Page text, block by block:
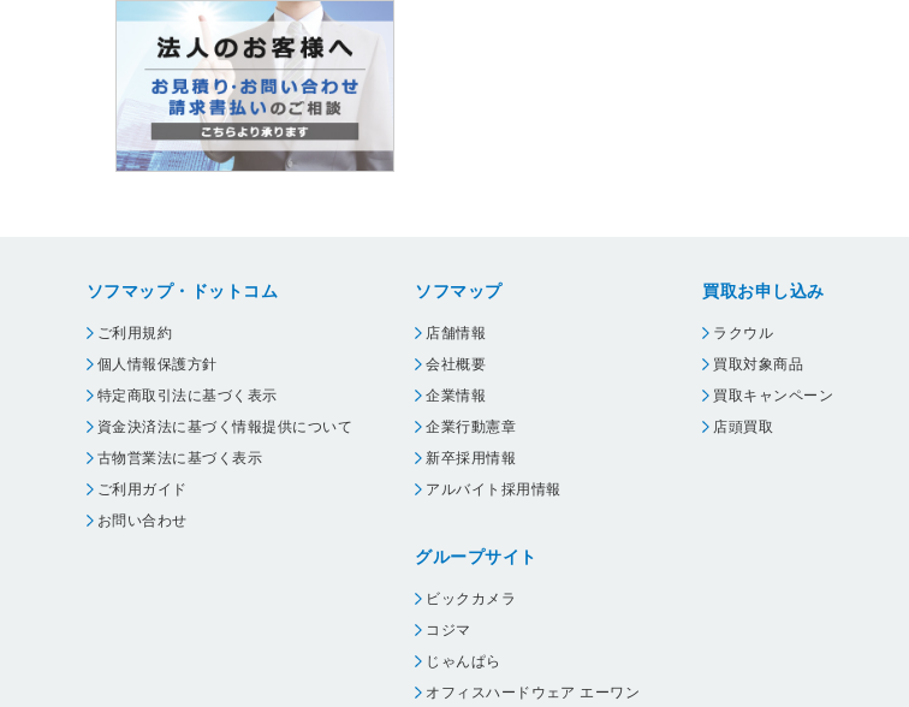
ソフマップ・ドットコム
ご利用規約
個人情報保護方針
特定商取引法に基づく表示
資金決済法に基づく情報提供について
古物営業法に基づく表示
ご利用ガイド
お問い合わせ
ソフマップ
店舗情報
会社概要
企業情報
企業行動憲章
新卒採用情報
アルバイト採用情報
グループサイト
ビックカメラ
コジマ
じゃんぱら
オフィスハードウェア エーワン
買取お申し込み
ラクウル
買取対象商品
買取キャンペーン
店頭買取